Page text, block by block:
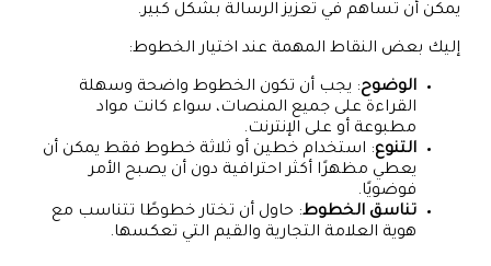
يمكن أن تساهم في تعزيز الرسالة بشكل كبير.
إليك بعض النقاط المهمة عند اختيار الخطوط:
الوضوح: يجب أن تكون الخطوط واضحة وسهلة
القراءة على جميع المنصات، سواء كانت مواد
مطبوعة أو على الإنترنت.
التنوع: استخدام خطين أو ثلاثة خطوط فقط يمكن أن
يعطي مظهرًا أكثر احترافية دون أن يصبح الأمر
فوضويًا.
تناسق الخطوط: حاول أن تختار خطوطًا تتناسب مع
هوية العلامة التجارية والقيم التي تعكسها.